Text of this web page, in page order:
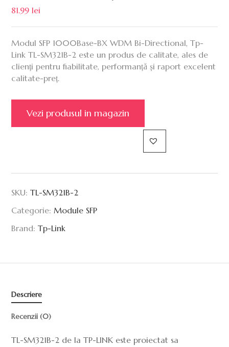
81.99 lei
Modul SFP 1000Base-BX WDM Bi-Directional, Tp-
Link TL-SM321B-2 este un produs de calitate, ales de
clienți pentru fiabilitate, performanță și raport excelent
calitate-preț.
Vezi produsul in magazin
SKU:TL-SM321B-2
Categorie: Module SFP
Brand:Tp-Link
Descriere
Recenzii (0)
TL-SM321B-2 de la TP-LINK este proiectat sa